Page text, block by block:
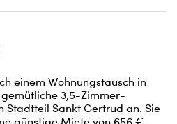
einem Wohnungstausch in
3,5-Zimmer-
Stadtteil Sankt Gertrud an. Sie